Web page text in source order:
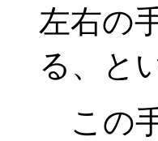
左右の
る、と
この